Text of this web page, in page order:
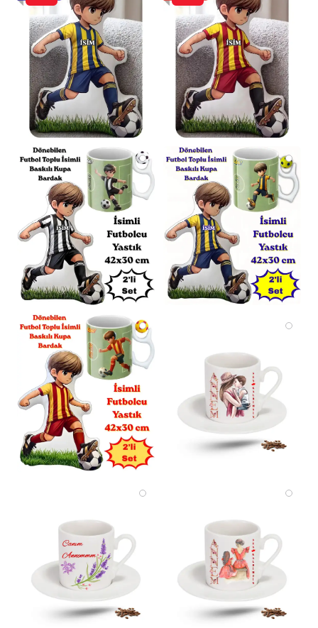
Ölçü Toleransı:Üretim süreçlerinden kaynaklı
olarak tüm ölçülerde± 1-2cmfarklılık
görülebilir.
Renk Varyasyonu:İç battaniye rengi, stok
durumuna göre farklılık gösterebilir.Genel
olarak standart Bej’dir.
Destek:Her türlü sorunuz için dilediğiniz
zaman “Satıcıya Sor” bölümünden anlık bilgi
alabilirsiniz.
Sosyal Sorumluluk Bilinciyle Üretildi
Bu ürünü tercih ederek, üretimini
gerçekleştiren birçok ev hanımının geçimini
sağlamasına destek olduğunuzu bilmenizi
isteriz. Bu değerli katkınız için şimdiden
teşekkür ederiz.